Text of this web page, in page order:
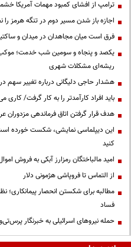
ترامپ از افشای کمبود مهمات آمریکا
اجازه باز شدن مسیر دوم در تنگه هرمز را
فرق است میان مجاهدان در میدان و
یکصد و پنجاه و سومین شب خدمت؛ موکب
ریشه‌ای مشکلات شهری
هشدار حاجی دلیگانی درباره تغییر سهم
باید افراد کارآمدتر را به کار گرفت/
هدف قرار گرفتن اتاق‌ فرماندهی مزدوران
این دیپلماسی نمایشی، شکست خورده
کنید
امید مالباختگان رمزارز آبکی به فروش
از التماس تا فروپاشی هژمونی دلار
مطالبه برای شکستن انحصار پیمانکاری؛
فساد
حمله نیروهای اسرائیلی به خبرنگار